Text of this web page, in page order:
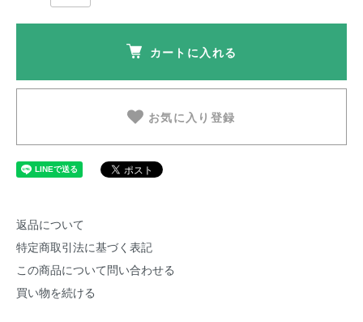
カートに入れる
お気に入り登録
返品について
特定商取引法に基づく表記
この商品について問い合わせる
買い物を続ける